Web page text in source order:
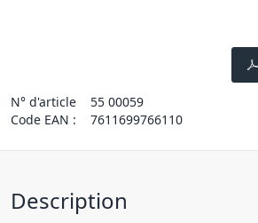
N° d'article
55 00059
Code EAN :
7611699766110
Description